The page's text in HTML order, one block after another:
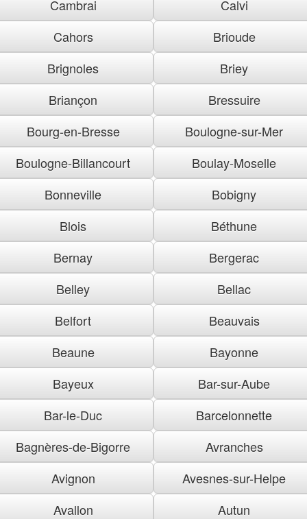
Cambrai
Calvi
Cahors
Brioude
Brignoles
Briey
Briançon
Bressuire
Bourg-en-Bresse
Boulogne-sur-Mer
Boulogne-Billancourt
Boulay-Moselle
Bonneville
Bobigny
Blois
Béthune
Bernay
Bergerac
Belley
Bellac
Belfort
Beauvais
Beaune
Bayonne
Bayeux
Bar-sur-Aube
Bar-le-Duc
Barcelonnette
Bagnères-de-Bigorre
Avranches
Avignon
Avesnes-sur-Helpe
Avallon
Autun